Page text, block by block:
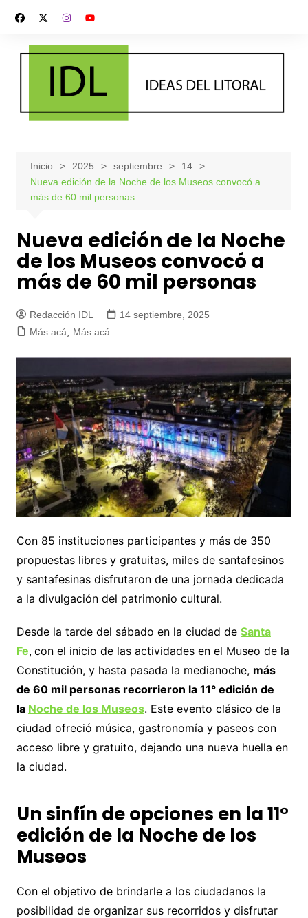
contenido
Inicio 2025 septiembre
14
Nueva edición de la Noche de los Museos convocó a
más de 60 mil personas
Nueva edición de la Noche
de los Museos convocó a
más de 60 mil personas
Redacción IDL
14 septiembre, 2025
Más acá, Más acá
Con 85 instituciones participantes y más de 350
propuestas libres y gratuitas, miles de santafesinos
y santafesinas disfrutaron de una jornada dedicada
a la divulgación del patrimonio cultural.
Desde la tarde del sábado en la ciudad de Santa
Fe, con el inicio de las actividades en el Museo de la
Constitución, y hasta pasada la medianoche, más
de 60 mil personas recorrieron la 11° edición de
la Noche de los Museos. Este evento clásico de la
ciudad ofreció música, gastronomía y paseos con
acceso libre y gratuito, dejando una nueva huella en
la ciudad.
Un sinfín de opciones en la 11°
edición de la Noche de los
Museos
Con el objetivo de brindarle a los ciudadanos la
posibilidad de organizar sus recorridos y disfrutar